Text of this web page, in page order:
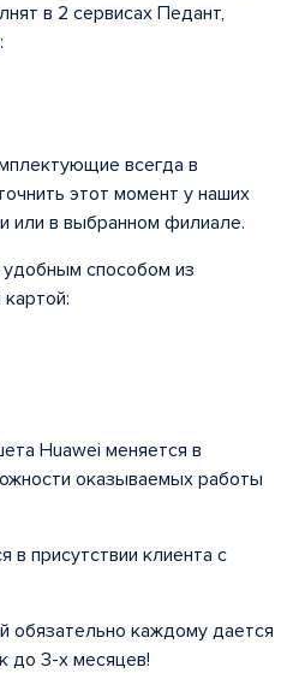
в 2 сервисах Педант,
всегда в
этот момент у наших
или в выбранном филиале.
способом из
Huawei меняется в
оказываемых работы
в присутствии клиента с
обязательно каждому дается
до 3-х месяцев!